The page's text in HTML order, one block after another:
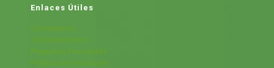
Enlaces Útiles
Contáctanos
Sobre Nosotros
Preguntas Frecuentes
Política de Devolución